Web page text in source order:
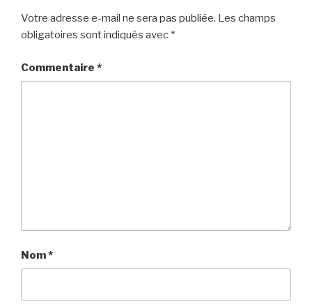
Votre adresse e-mail ne sera pas publiée. Les champs
obligatoires sont indiqués avec *
Commentaire *
Nom*